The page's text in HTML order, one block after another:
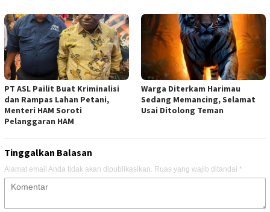
PT ASL Pailit Buat Kriminalisi
dan Rampas Lahan Petani,
Menteri HAM Soroti
Pelanggaran HAM
Warga Diterkam Harimau
Sedang Memancing, Selamat
Usai Ditolong Teman
Tinggalkan Balasan
Alamat email Anda tidak akan dipublikasikan. Ruas yang wajib ditandai *